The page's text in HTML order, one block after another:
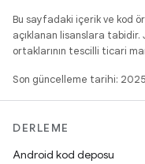
Bu sayfadaki içerik ve kod
açıklanan lisanslara
ortaklarının tescilli ticari
Son güncelleme tarihi:
DERLEME
Android kod deposu